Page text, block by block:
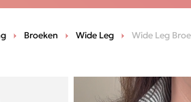
Broeken Wide Leg Wide Leg